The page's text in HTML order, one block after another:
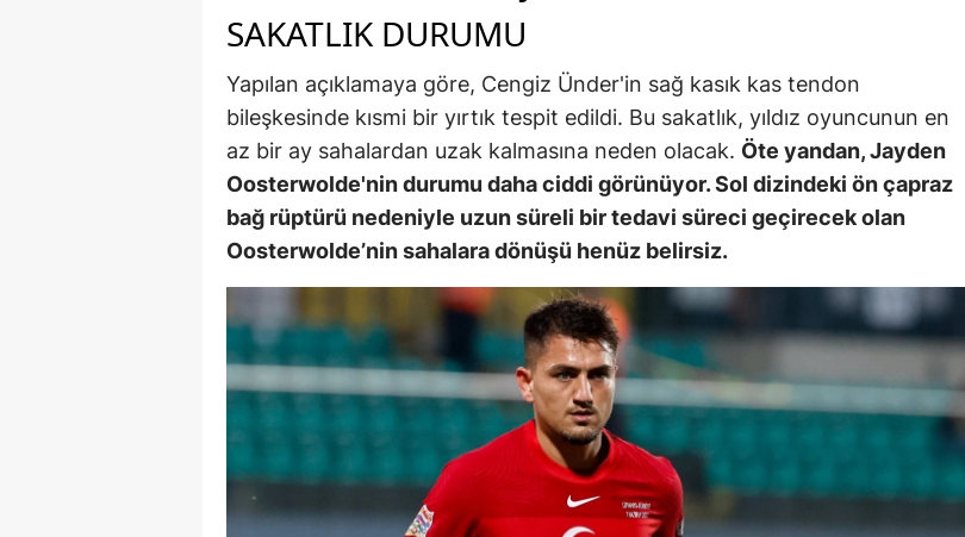
İstanbul
İzmir
Kars
Kastamonu
Kırklareli
Kırşehir
Kocaeli
Konya
Kütahya
SAKATLIK DURUMU
Yapılan açıklamaya göre, Cengiz Ünder'in sağ kasık kas tendon
bileşkesinde kısmi bir yırtık tespit edildi. Bu sakatlık, yıldız oyuncunun en
az bir ay sahalardan uzak kalmasına neden olacak. Öte yandan, Jayden
Oosterwolde'nin durumu daha ciddi görünüyor. Sol dizindeki ön çapraz
bağ rüptürü nedeniyle uzun süreli bir tedavi süreci geçirecek olan
Oosterwolde’nin sahalara dönüşü henüz belirsiz.